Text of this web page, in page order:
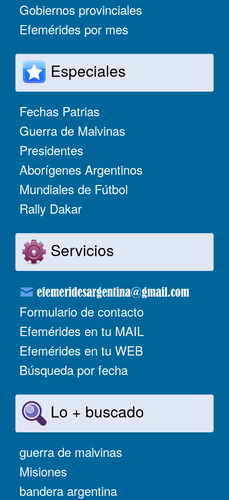
Gobiernos provinciales
Efemérides por mes
Especiales
Fechas Patrias
Guerra de Malvinas
Presidentes
Aborígenes Argentinos
Mundiales de Fútbol
Rally Dakar
Servicios
Formulario de contacto
Efemérides en tu MAIL
Efemérides en tu WEB
Búsqueda por fecha
Lo + buscado
guerra de malvinas
Misiones
bandera argentina